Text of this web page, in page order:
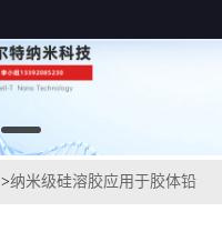
>纳米级硅溶胶应用于胶体铅